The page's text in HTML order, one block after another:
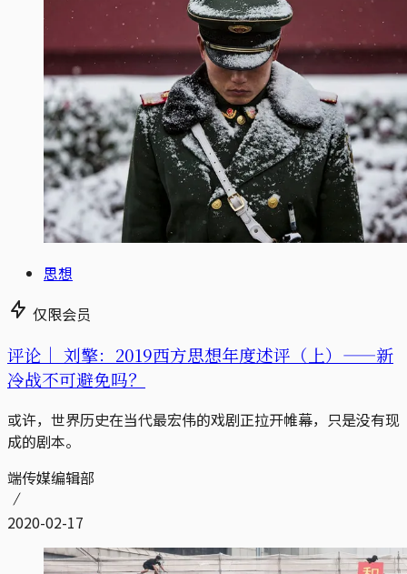
思想
仅限会员
评论｜ 刘擎：2019西方思想年度述评（上）——新
冷战不可避免吗？
或许，世界历史在当代最宏伟的戏剧正拉开帷幕，只是没有现
成的剧本。
端传媒编辑部
2020-02-17